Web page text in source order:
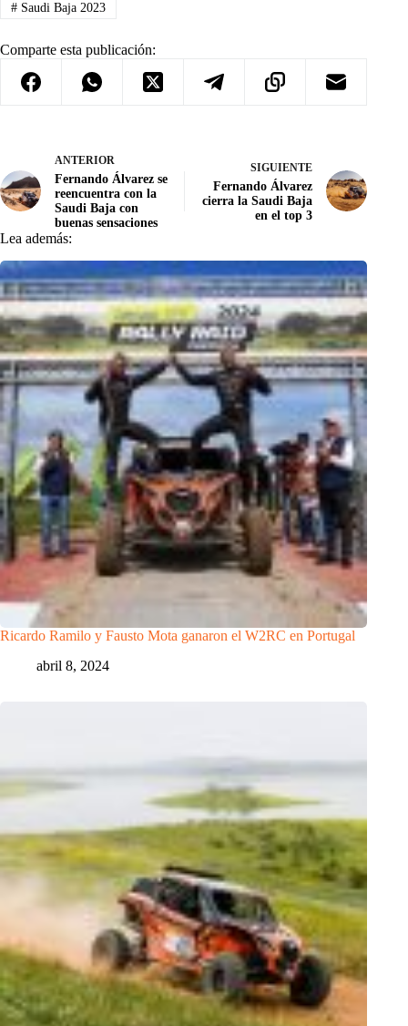
#Saudi Baja 2023
Comparte esta publicación:
ANTERIOR
Fernando Álvarez se
reencuentra con la
Saudi Baja con
buenas sensaciones
SIGUIENTE
Fernando Álvarez
cierra la Saudi Baja
en el top 3
Lea además:
Ricardo Ramilo y Fausto Mota ganaron el W2RC en Portugal
abril 8, 2024